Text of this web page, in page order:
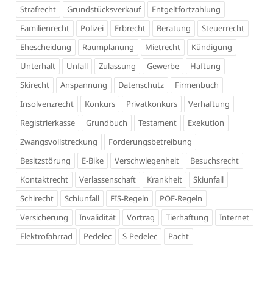
Strafrecht
Grundstücksverkauf
Entgeltfortzahlung
Familienrecht
Polizei Erbrecht Beratung
Steuerrecht
Ehescheidung
Raumplanung Mietrecht
Kündigung
Unterhalt
Unfall Zulassung Gewerbe
Haftung
Skirecht
Anspannung Datenschutz
Firmenbuch
Insolvenzrecht
Konkurs Privatkonkurs
Verhaftung
Registrierkasse
Grundbuch Testament
Exekution
Zwangsvollstreckung
Forderungsbetreibung
Besitzstörung
E-Bike Verschwiegenheit
Besuchsrecht
Kontaktrecht
Verlassenschaft Krankheit
Skiunfall
Schirecht
Schiunfall FIS-Regeln
POE-Regeln
Versicherung
Invalidität Vortrag Tierhaftung
Internet
Elektrofahrrad
Pedelec S-Pedelec Pacht